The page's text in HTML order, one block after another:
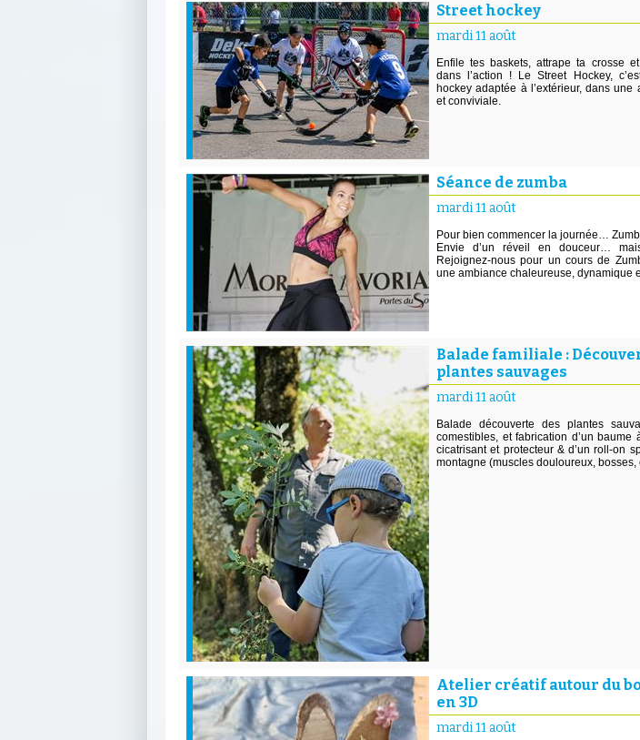
Street hockey
mardi 11 août
Enfile tes baskets, attrape ta crosse
dans l’action ! Le Street Hockey,
hockey adaptée à l’extérieur, dans une
et conviviale.
Séance de zumba
mardi 11 août
Pour bien commencer la journée…
Envie d’un réveil en douceur…
Rejoignez-nous pour un cours de
une ambiance chaleureuse, dynamique
Balade familiale :
plantes sauvages
mardi 11 août
Balade découverte des plantes
comestibles, et fabrication d’un baume
cicatrisant et protecteur & d’un roll-on
montagne (muscles douloureux,
Atelier créatif autour du
en 3D
mardi 11 août